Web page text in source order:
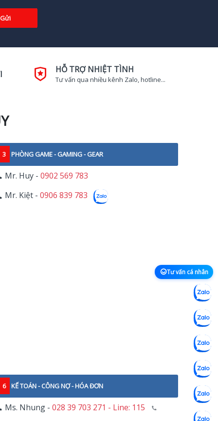
Gửi
HỖ TRỢ NHIỆT TÌNH
Tư vấn qua nhiều kênh Zalo, hotline...
3 PHÒNG GAME - GAMING - GEAR
Mr. Huy - 0902 569 783
Mr. Kiệt - 0906 839 783
6 KẾ TOÁN - CÔNG NỢ - HÓA ĐƠN
Ms. Nhung - 028 39 703 271 - Line: 115
Tư vấn cá nhân